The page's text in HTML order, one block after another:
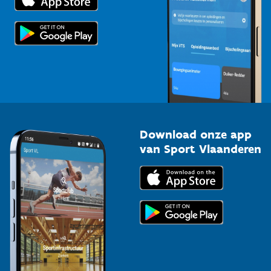
Topsporters
Download onze app
van Sport Vlaanderen